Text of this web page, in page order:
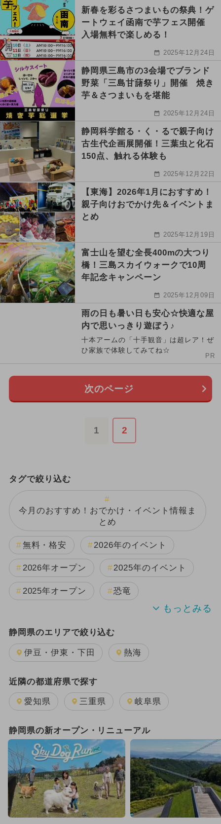
新春を彩るさつまいもの祭典！ゲ
ートウェイ函南で芋フェス開催
入場無料で楽しめる！
2025年12月24日
静岡県三島市の3会場でブランド
野菜「三島甘藷祭り」開催 焼き
芋＆さつまいもを堪能
2025年12月24日
静岡科学館る・く・るで親子向け
古生代企画展開催！三葉虫と化石
150点、触れる体験も
2025年12月22日
【東海】2026年1月におすすめ！
親子向けおでかけ先＆イベントま
とめ
2025年12月19日
富士山を望む全長400mの大つり
橋！三島スカイウォークで10周
年記念キャンペーン
2025年12月09日
雨の日も暑い日も安心☆快適な屋
内で思いっきり遊ぼう♪
十本アームの「十手観音」は超レア！ぜ
ひ家族で体験してみてね☆
PR
次のページ
1 2
タグで絞り込む
今月のおすすめ！おでかけ・イベント情報ま
とめ
無料・格安 2026年のイベント
2026年オープン 2025年のイベント
2025年オープン 恐竜
2024年のイベント
日帰り GW(ゴールデンウィーク)
2025年11月のイベント
2026年1月のイベント
2024年12月のイベント
2025年10月のイベント
2026年8月のイベント
静岡県のエリアで絞り込む
伊豆・伊東・下田 熱海
近隣の都道府県で探す
愛知県 三重県 岐阜県
静岡県の新オープン・リニューアル